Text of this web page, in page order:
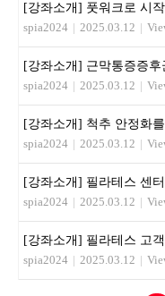
[강좌소개] 풋워크로 시
spia2024 | 2025.03.12 |
[강좌소개] 근막통증증
spia2024 | 2025.03.12 |
[강좌소개] 척추 안정화
spia2024 | 2025.03.12 |
[강좌소개] 필라테스 센
spia2024 | 2025.03.12 |
[강좌소개] 필라테스 고
spia2024 | 2025.03.12 |